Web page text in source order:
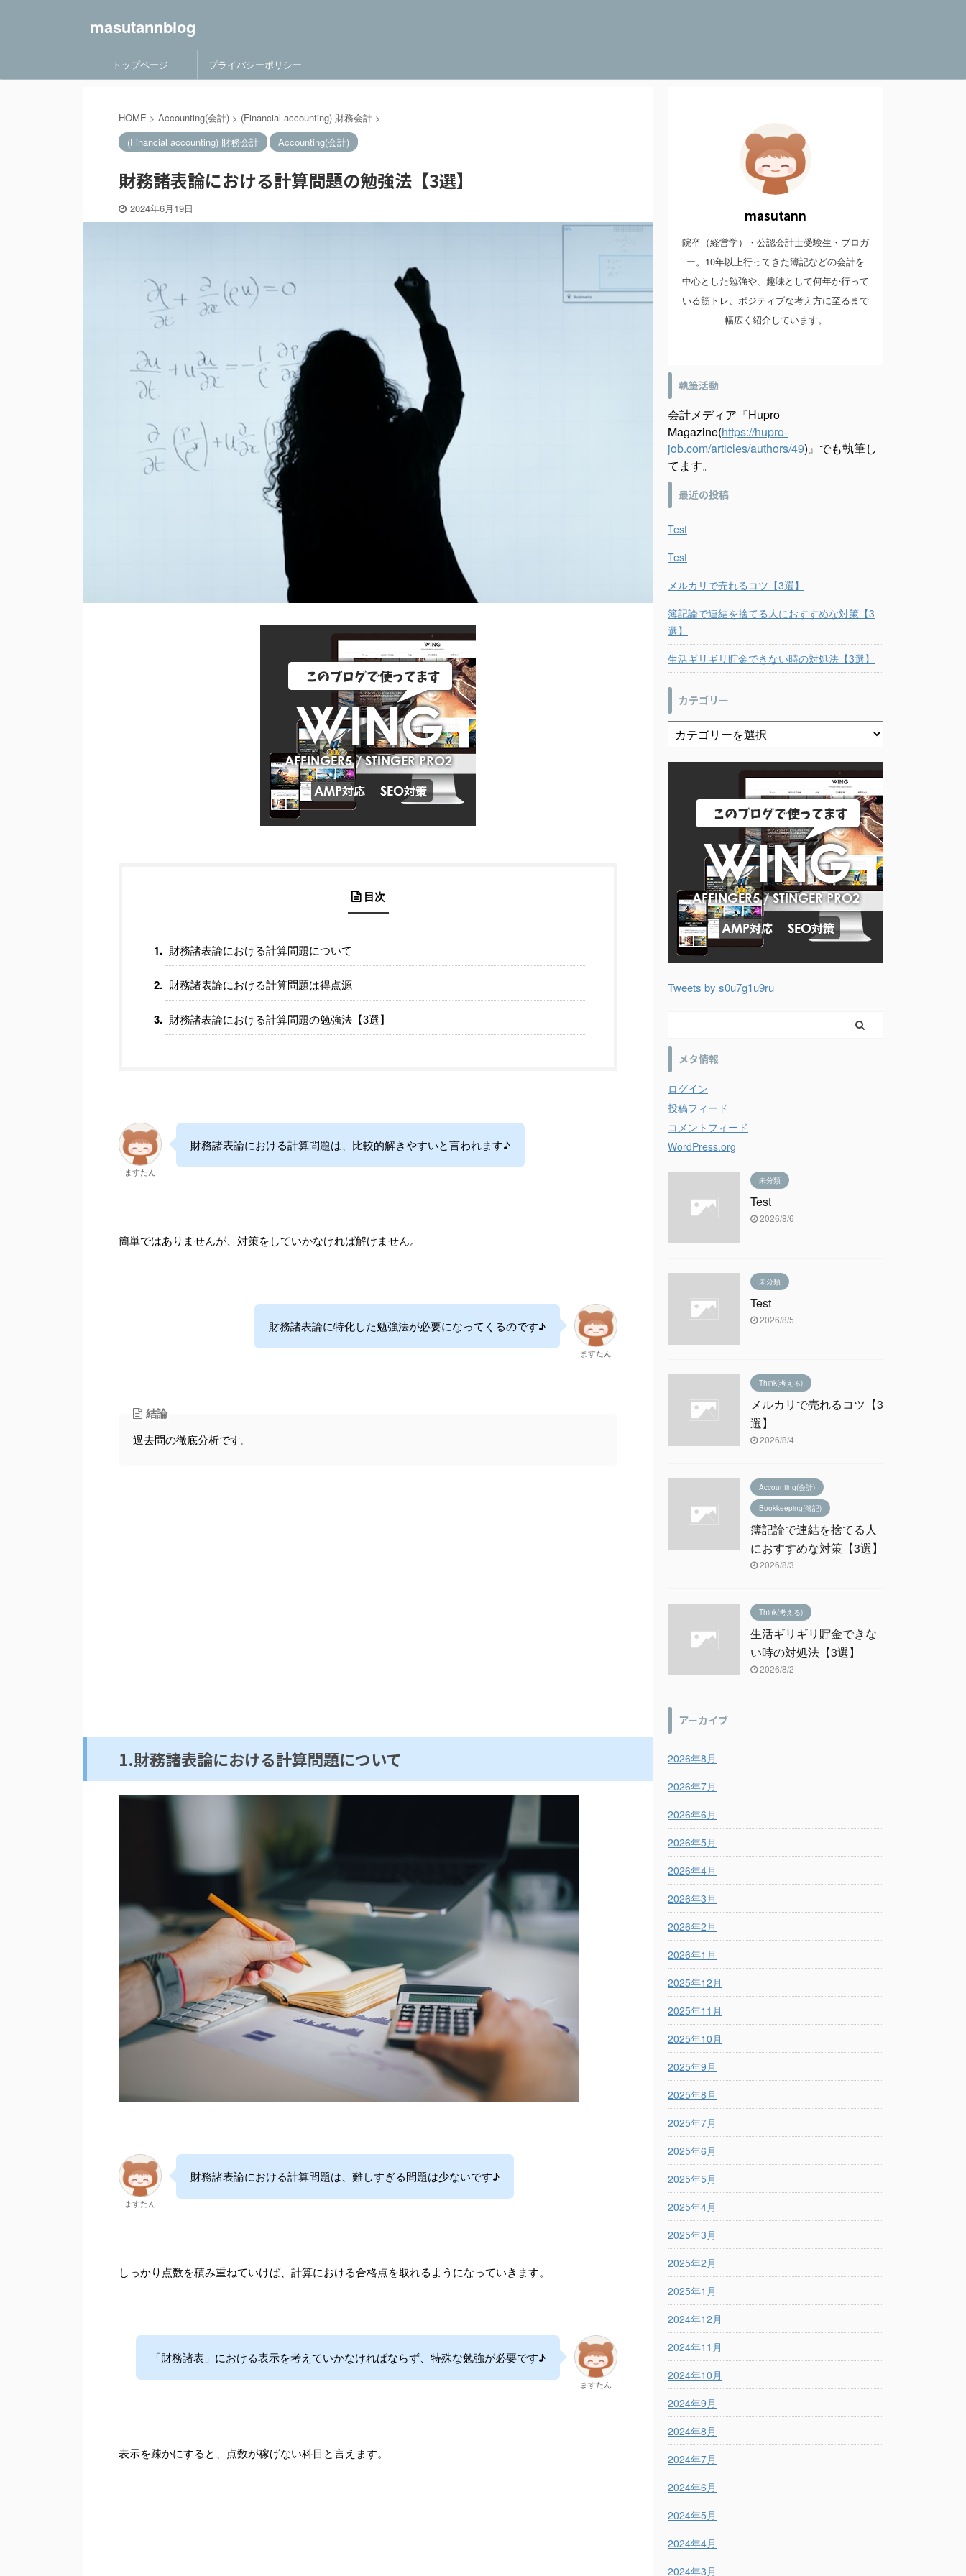
masutannblog
トップページ プライバシーポリシー
HOME > Accounting(会計) > (Financial accounting) 財務会計 >
(Financial accounting) 財務会計
Accounting(会計)
財務諸表論における計算問題の勉強法【3選】
2024年6月19日
目次
財務諸表論における計算問題について
財務諸表論における計算問題は得点源
財務諸表論における計算問題の勉強法【3選】
ますたん
財務諸表論における計算問題は、比較的解きやすいと言われます♪
簡単ではありませんが、対策をしていかなければ解けません。
財務諸表論に特化した勉強法が必要になってくるのです♪
ますたん
結論
過去問の徹底分析です。
1.財務諸表論における計算問題について
ますたん
財務諸表論における計算問題は、難しすぎる問題は少ないです♪
しっかり点数を積み重ねていけば、計算における合格点を取れるようになっていきます。
「財務諸表」における表示を考えていかなければならず、特殊な勉強が必要です♪
ますたん
表示を疎かにすると、点数が稼げない科目と言えます。
masutann
院卒（経営学）・公認会計士受験生・ブロガ
ー。10年以上行ってきた簿記などの会計を
中心とした勉強や、趣味として何年か行って
いる筋トレ、ポジティブな考え方に至るまで
幅広く紹介しています。
執筆活動
会計メディア『Hupro
Magazine(https://hupro-
job.com/articles/authors/49)』でも執筆し
てます。
最近の投稿
Test
Test
メルカリで売れるコツ【3選】
簿記論で連結を捨てる人におすすめな対策【3
選】
生活ギリギリ貯金できない時の対処法【3選】
カテゴリー
Tweets by s0u7g1u9ru
メタ情報
ログイン
投稿フィード
コメントフィード
WordPress.org
未分類
Test
2026/8/6
未分類
Test
2026/8/5
Think(考える)
メルカリで売れるコツ【3
選】
2026/8/4
Accounting(会計)
Bookkeeping(簿記)
簿記論で連結を捨てる人
におすすめな対策【3選】
2026/8/3
Think(考える)
生活ギリギリ貯金できな
い時の対処法【3選】
2026/8/2
アーカイブ
2026年8月
2026年7月
2026年6月
2026年5月
2026年4月
2026年3月
2026年2月
2026年1月
2025年12月
2025年11月
2025年10月
2025年9月
2025年8月
2025年7月
2025年6月
2025年5月
2025年4月
2025年3月
2025年2月
2025年1月
2024年12月
2024年11月
2024年10月
2024年9月
2024年8月
2024年7月
2024年6月
2024年5月
2024年4月
2024年3月